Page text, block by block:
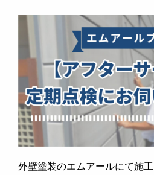
外壁塗装のエムアールにて施